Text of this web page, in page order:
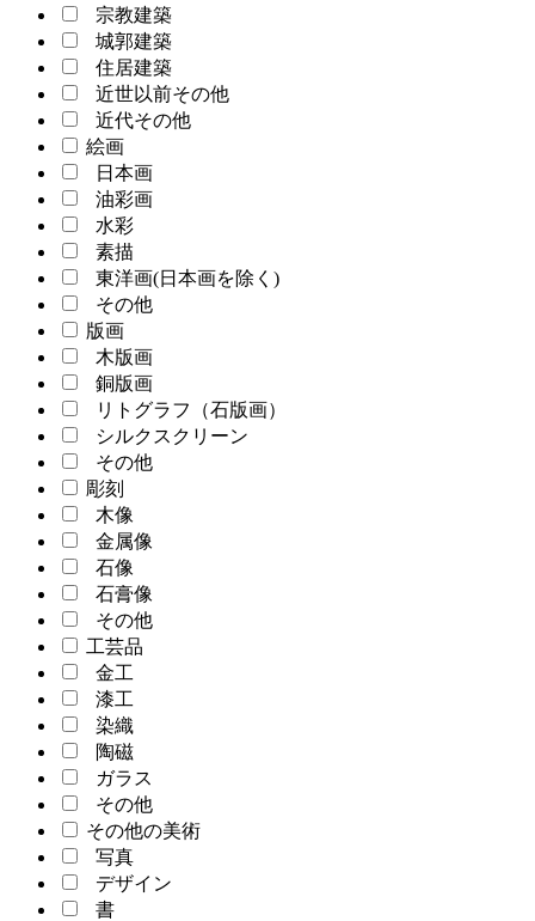
宗教建築
城郭建築
住居建築
近世以前その他
近代その他
絵画
日本画
油彩画
水彩
素描
東洋画(日本画を除く)
その他
版画
木版画
銅版画
リトグラフ（石版画）
シルクスクリーン
その他
彫刻
木像
金属像
石像
石膏像
その他
工芸品
金工
漆工
染織
陶磁
ガラス
その他
その他の美術
写真
デザイン
書